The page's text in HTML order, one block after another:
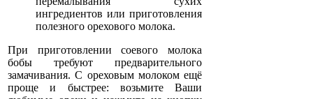
ингредиентов или приготовления
полезного орехового молока.
При приготовлении соевого молока
бобы требуют предварительного
замачивания. С ореховым молоком ещё
проще и быстрее: возьмите Ваши